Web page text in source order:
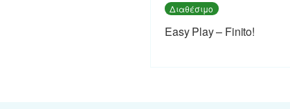
Διαθέσιμο
Easy Play – Finito!